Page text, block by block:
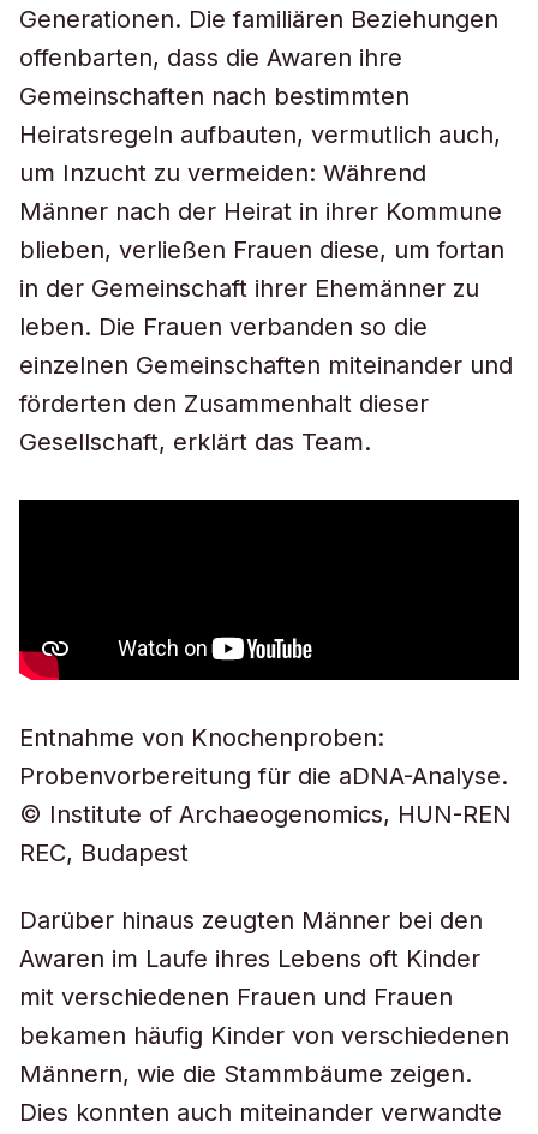
Generationen. Die familiären Beziehungen
offenbarten, dass die Awaren ihre
Gemeinschaften nach bestimmten
Heiratsregeln aufbauten, vermutlich auch,
um Inzucht zu vermeiden: Während
Männer nach der Heirat in ihrer Kommune
blieben, verließen Frauen diese, um fortan
in der Gemeinschaft ihrer Ehemänner zu
leben. Die Frauen verbanden so die
einzelnen Gemeinschaften miteinander und
förderten den Zusammenhalt dieser
Gesellschaft, erklärt das Team.
Entnahme von Knochenproben:
Probenvorbereitung für die aDNA-Analyse.
© Institute of Archaeogenomics, HUN-REN
REC, Budapest
Darüber hinaus zeugten Männer bei den
Awaren im Laufe ihres Lebens oft Kinder
mit verschiedenen Frauen und Frauen
bekamen häufig Kinder von verschiedenen
Männern, wie die Stammbäume zeigen.
Dies konnten auch miteinander verwandte